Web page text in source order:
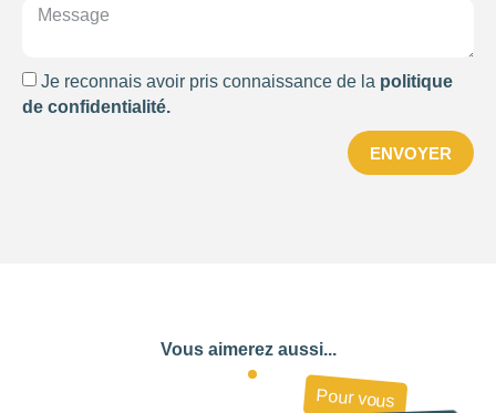
Je reconnais avoir pris connaissance de la politique
de confidentialité.
ENVOYER
Vous aimerez aussi...
Pour vous